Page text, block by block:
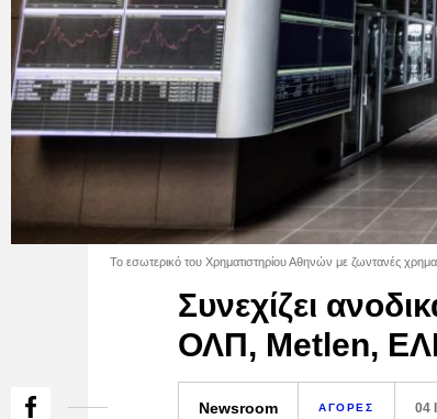
Το εσωτερικό του Χρηματιστηρίου Αθηνών με ζωντανές
Συνεχίζει
ΟΛΠ, Metlen,
Newsroom ΑΓΟΡΕΣ 04